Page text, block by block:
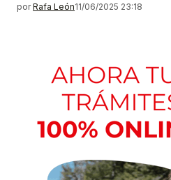
por Rafa León11/06/2025 23:18